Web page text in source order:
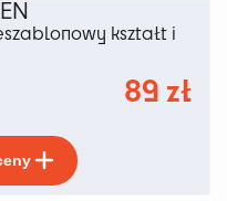
kształt i
89 zł